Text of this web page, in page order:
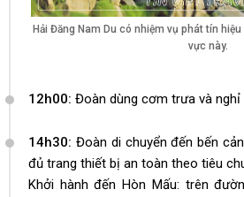
Hải Đăng Nam Du có nhiệm vụ phát tín
vực này.
12h00: Đoàn dùng cơm trưa và nghỉ
14h30: Đoàn di chuyển đến bến
đủ trang thiết bị an toàn theo tiêu
Khởi hành đến Hòn Mấu: trên